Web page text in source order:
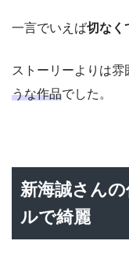
一言でいえば切なく
ストーリーよりは雰
うな作品でした。
新海誠さん
ルで綺麗